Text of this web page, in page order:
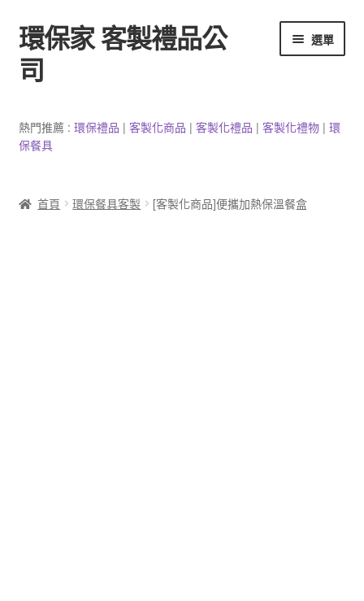
跳
至
導
跳
至
主
容
環保家 客製禮品公
司
選單
3C產品客製
熱門推薦 : 環保禮品 | 客製化商品 | 客製化禮品 | 客製化禮物| 環
保餐具
首頁 環保餐具客製 [客製化商品]便攜加熱保溫餐盒